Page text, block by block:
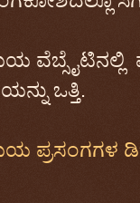
ವೆಬ್ಸೈಟಿನಲ್ಲಿ
ಒತ್ತಿ.‌